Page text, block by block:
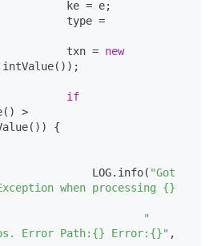
                            txn =
new
if
>
{
                                LOG.info(
"Got
when processing {}
"
Error Path:{} Error:{}" ,